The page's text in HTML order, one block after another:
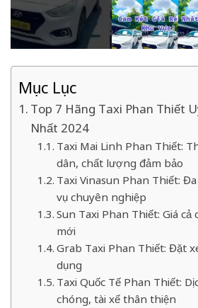
Mục Lục
Top 7 Hãng Taxi Phan Thiết
Nhất 2024
Taxi Mai Linh Phan Thiết:
dân, chất lượng đảm bảo
Taxi Vinasun Phan Thiết:
vụ chuyên nghiệp
Sun Taxi Phan Thiết: Giá
mới
Grab Taxi Phan Thiết: Đặt
dụng
Taxi Quốc Tế Phan Thiết:
chóng, tài xế thân thiện